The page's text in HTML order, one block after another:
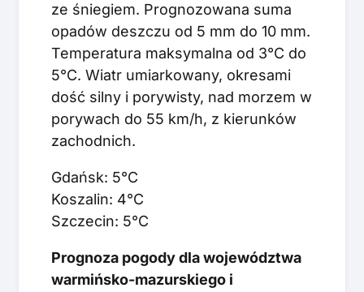
ze śniegiem. Prognozowana suma
opadów deszczu od 5 mm do 10 mm.
Temperatura maksymalna od 3°C do
5°C. Wiatr umiarkowany, okresami
dość silny i porywisty, nad morzem w
porywach do 55 km/h, z kierunków
zachodnich.
Gdańsk: 5°C
Koszalin: 4°C
Szczecin: 5°C
Prognoza pogody dla województwa
warmińsko-mazurskiego i